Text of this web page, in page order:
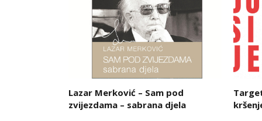
Lazar Merković – Sam pod
zvijezdama – sabrana djela